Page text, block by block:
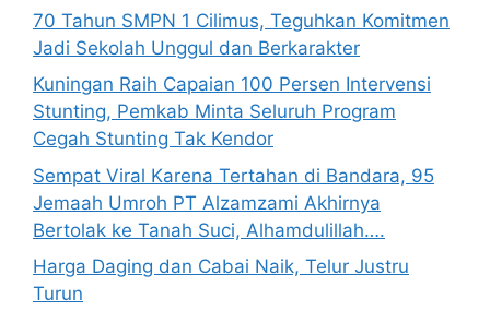
70 Tahun SMPN 1 Cilimus, Teguhkan Komitmen
Jadi Sekolah Unggul dan Berkarakter
Kuningan Raih Capaian 100 Persen Intervensi
Stunting, Pemkab Minta Seluruh Program
Cegah Stunting Tak Kendor
Sempat Viral Karena Tertahan di Bandara, 95
Jemaah Umroh PT Alzamzami Akhirnya
Bertolak ke Tanah Suci, Alhamdulillah….
Harga Daging dan Cabai Naik, Telur Justru
Turun